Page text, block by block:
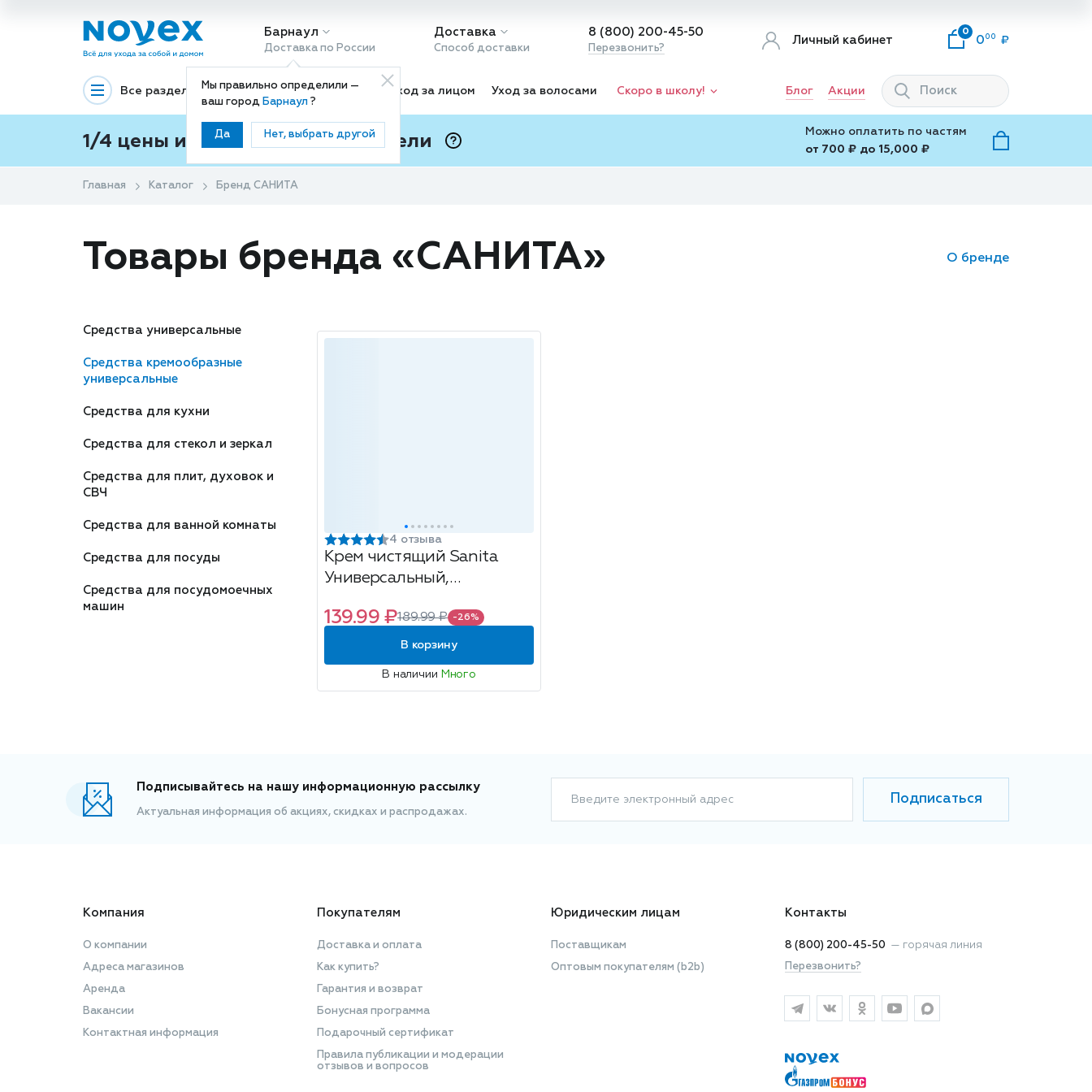
Барнаул
Доставка по России
Мы правильно определили —
ваш город Барнаул?
Да Нет, выбрать другой
Доставка
Способ доставки
8 (800) 200-45-50
Перезвонить?
Личный кабинет
0
0 00
Все разделы Декоративная косметика Уход за лицом Уход за волосами Скоро в школу! Блог Акции
1/4 цены и покупки ваши с Подели
Можно оплатить по частям
от 700 ₽ до 15,000 ₽
Главная Каталог Бренд САНИТА
Товары бренда «САНИТА» О бренде
Средства универсальные
Средства кремообразные
универсальные
Средства для кухни
Средства для стекол и зеркал
Средства для плит, духовок и
СВЧ
Средства для ванной комнаты
Средства для посуды
Средства для посудомоечных
машин
4 отзыва
Крем чистящий Sanita
Универсальный,
139.99 ₽189.99 ₽ -26%
В корзину
В наличии Много
Подписывайтесь на нашу информационную рассылку
Актуальная информация об акциях, скидках и распродажах.
Введите электронный адрес Подписаться
Компания
О компании
Адреса магазинов
Аренда
Вакансии
Контактная информация
Покупателям
Доставка и оплата
Как купить?
Гарантия и возврат
Бонусная программа
Подарочный сертификат
Правила публикации и модерации
отзывов и вопросов
Юридическим лицам
Поставщикам
Оптовым покупателям (b2b)
Контакты
8 (800) 200-45-50 — горячая линия
Перезвонить?